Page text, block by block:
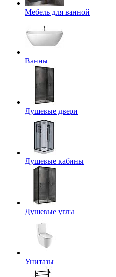
Мебель для ванной
Ванны
Душевые двери
Душевые кабины
Душевые углы
Унитазы